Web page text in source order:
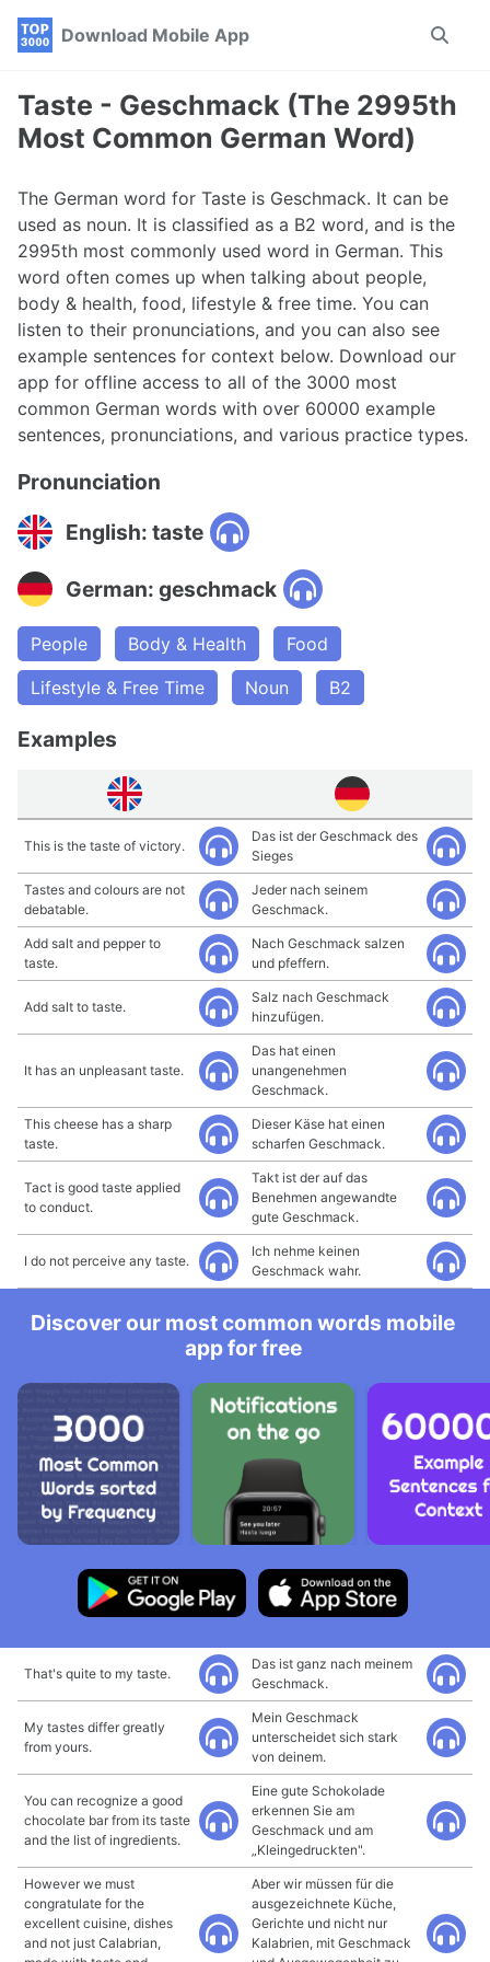
Skip
navigation
Skip
Skip
Download Mobile App
Toggle
Taste - Geschmack (The 2995th
Most Common German Word)
The German word for Taste is Geschmack. It can be
used as noun. It is classified as a B2 word, and is the
2995th most commonly used word in German. This
word often comes up when talking about people,
body & health, food, lifestyle & free time. You can
listen to their pronunciations, and you can also see
example sentences for context below. Download our
app for offline access to all of the 3000 most
common German words with over 60000 example
sentences, pronunciations, and various practice types.
Pronunciation
English: taste
German: geschmack
People Body & Health
Food
Lifestyle & Free Time
Noun B2
Examples
This is the taste of victory.
Das ist der Geschmack des
Sieges
Tastes and colours are not
debatable.
Jeder nach seinem
Geschmack.
Add salt and pepper to
taste.
Nach Geschmack salzen
und pfeffern.
Add salt to taste.
Salz nach Geschmack
hinzufügen.
It has an unpleasant taste.
Das hat einen
unangenehmen
Geschmack.
This cheese has a sharp
taste.
Dieser Käse hat einen
scharfen Geschmack.
Tact is good taste applied
to conduct.
Takt ist der auf das
Benehmen angewandte
gute Geschmack.
I do not perceive any taste.
Ich nehme keinen
Geschmack wahr.
Discover our most common words mobile
app for free
That's quite to my taste.
Das ist ganz nach meinem
Geschmack.
My tastes differ greatly
from yours.
Mein Geschmack
unterscheidet sich stark
von deinem.
You can recognize a good
chocolate bar from its taste
and the list of ingredients.
Eine gute Schokolade
erkennen Sie am
Geschmack und am
„Kleingedruckten".
However we must
congratulate for the
excellent cuisine, dishes
and not just Calabrian,
Aber wir müssen für die
ausgezeichnete Küche,
Gerichte und nicht nur
Kalabrien, mit Geschmack